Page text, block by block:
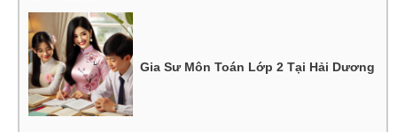
Gia Sư Môn Toán Lớp 2 Tại Hải Dương